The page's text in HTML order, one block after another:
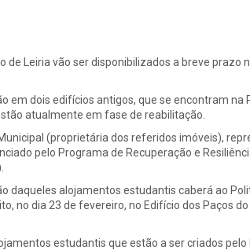
Leiria vão ser disponibilizados a breve prazo
em dois edifícios antigos, que se encontram na
atualmente em fase de reabilitação.
(proprietária dos referidos imóveis),
pelo Programa de Recuperação e
daqueles alojamentos estudantis caberá ao
no dia 23 de fevereiro, no Edifício dos Paços
estudantis que estão a ser criados